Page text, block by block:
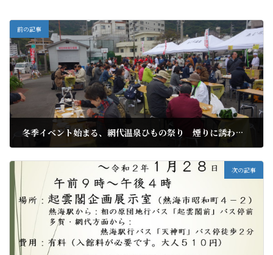
前の記事
冬季イベント始まる、網代温泉ひもの祭り 煙りに誘われ人、人、人
次の記事